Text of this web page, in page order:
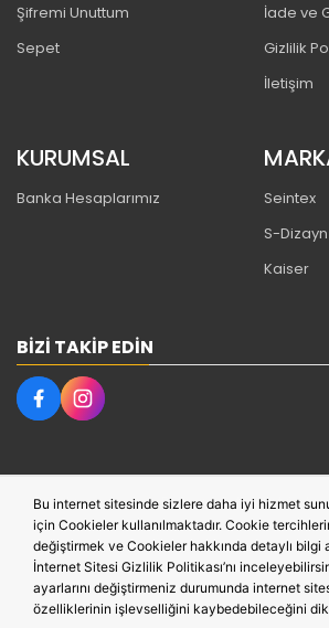
Şifremi Unuttum
Sepet
İade ve
Gizlilik
İletişim
KURUMSAL
Banka Hesaplarımız
Seintex
S-Dizayn
Kaiser
BIZI TAKIP EDIN
Bu site,PobolEti®Entegre E-ticaret Sistemi
Bu internet sitesinde sizlere daha iyi hizmet
için Cookieler kullanılmaktadır. Cookie
değiştirmek ve Cookieler hakkında detaylı bilgi
İnternet Sitesi Gizlilik Politikası’nı
ayarlarını değiştirmeniz durumunda internet
özelliklerinin işlevselliğini kaybedebileceğini